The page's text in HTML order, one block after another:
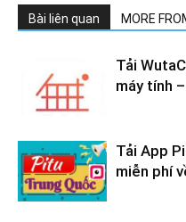
Bài liên quan MORE
Tải
máy tính
Tải App
miễn phí